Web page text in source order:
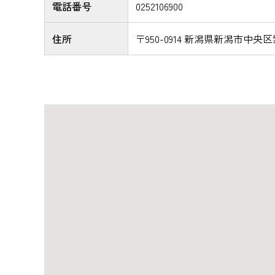
電話番号 0252106900
住所 〒950-0914 新潟県新潟市中央